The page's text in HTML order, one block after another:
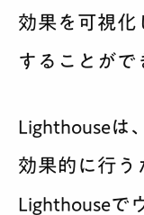
効果を可視化
することがで
Lighthouseは
効果的に行う
Lighthouseで